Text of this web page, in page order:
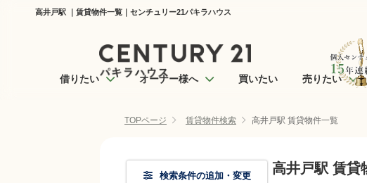
高井戸駅 ｜賃貸物件一覧｜センチュリー21パキラハウス
借りたい オーナー様へ 買いたい 売りたい
TOPページ 賃貸物件検索 高井戸駅 賃貸物件一覧
高井戸駅 賃貸
検索条件の追加・変更